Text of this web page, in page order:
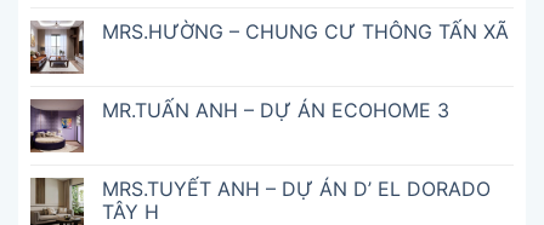
MRS.HƯỜNG – CHUNG CƯ THÔNG TẤN XÃ
MR.TUẤN ANH – DỰ ÁN ECOHOME 3
MRS.TUYẾT ANH – DỰ ÁN D’ EL DORADO
TÂY H